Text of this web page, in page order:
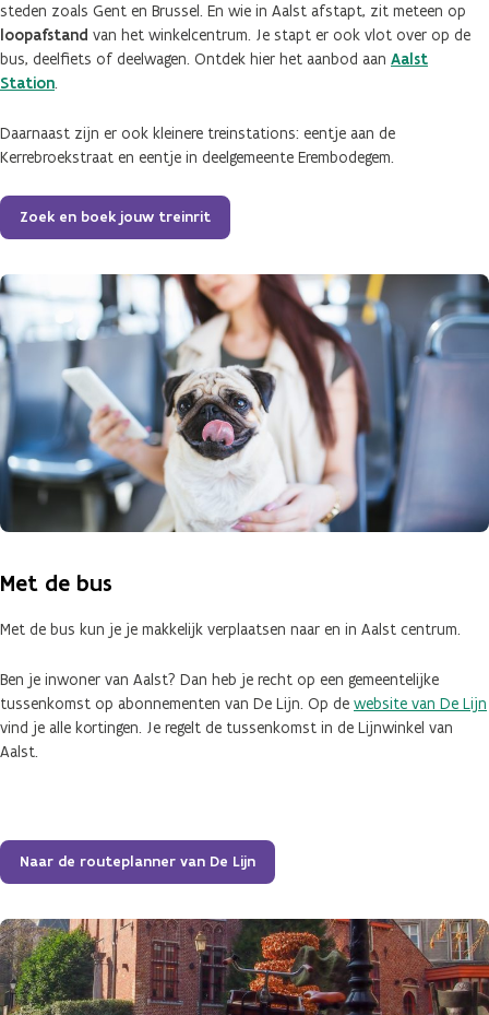
steden zoals Gent en Brussel. En wie in Aalst afstapt, zit meteen op
loopafstand van het winkelcentrum. Je stapt er ook vlot over op de
bus, deelfiets of deelwagen. Ontdek hier het aanbod aan Aalst
Station.
Daarnaast zijn er ook kleinere treinstations: eentje aan de
Kerrebroekstraat en eentje in deelgemeente Erembodegem.
Zoek en boek jouw treinrit
Met de bus
Met de bus kun je je makkelijk verplaatsen naar en in Aalst centrum.
Ben je inwoner van Aalst? Dan heb je recht op een gemeentelijke
tussenkomst op abonnementen van De Lijn. Op de website van De Lijn
vind je alle kortingen. Je regelt de tussenkomst in de Lijnwinkel van
Aalst.
Naar de routeplanner van De Lijn